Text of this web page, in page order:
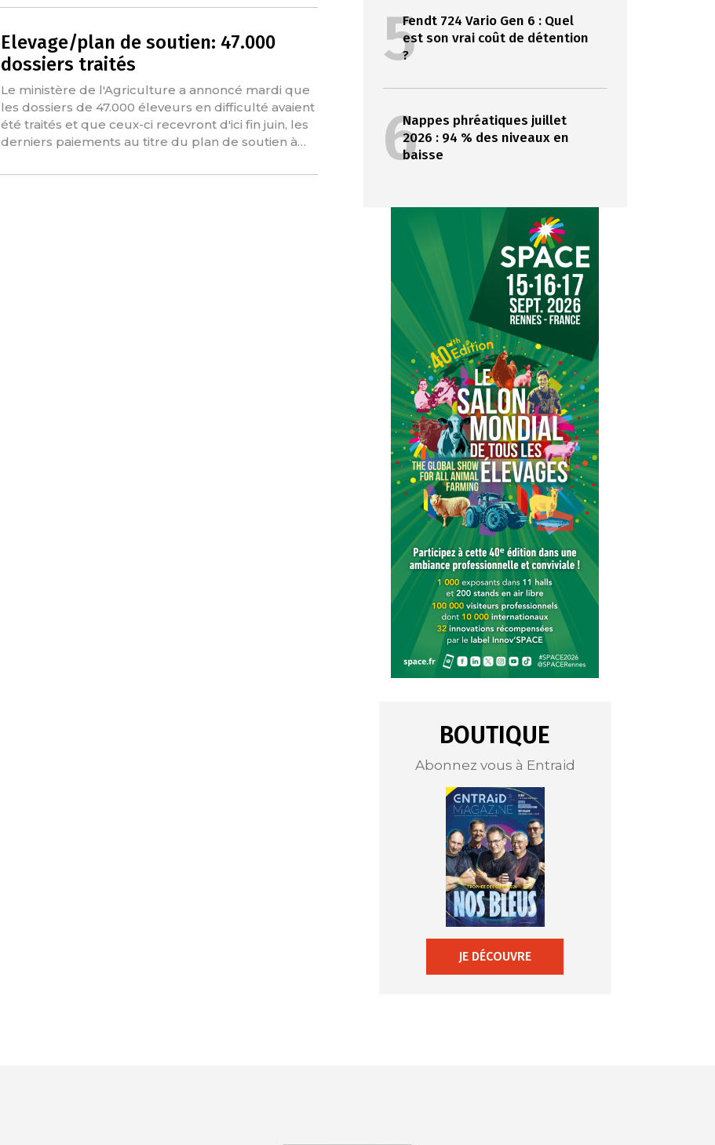
Elevage/plan de soutien: 47.000
dossiers traités
Le ministère de l'Agriculture a annoncé mardi que
les dossiers de 47.000 éleveurs en difficulté avaient
été traités et que ceux-ci recevront d'ici fin juin, les
derniers paiements au titre du plan de soutien à…
5Fendt 724 Vario Gen 6 : Quel
est son vrai coût de détention
?
6Nappes phréatiques juillet
2026 : 94 % des niveaux en
baisse
BOUTIQUE
Abonnez vous à Entraid
JE DÉCOUVRE